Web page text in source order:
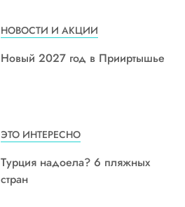
НОВОСТИ И АКЦИИ
Новый 2027 год в Прииртышье
ЭТО ИНТЕРЕСНО
Турция надоела? 6 пляжных
стран